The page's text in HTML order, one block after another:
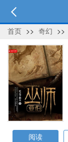
首页 >> 奇幻 >>
阅读